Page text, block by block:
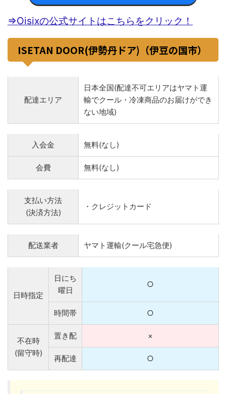
⇒Oisixの公式サイトはこちらをクリック！
ISETAN DOOR(伊勢丹ドア)（伊豆の国市）
配達エリア
日本全国(配達不可エリアはヤマト運
輸でクール・冷凍商品のお届けができ
ない地域)
入会金 無料(なし)
会費 無料(なし)
支払い方法
(決済方法)
・クレジットカード
配送業者 ヤマト運輸(クール宅急便)
日時指定
日にち
曜日
○
時間帯 ○
不在時
(留守時)
置き配 ×
再配達 ○